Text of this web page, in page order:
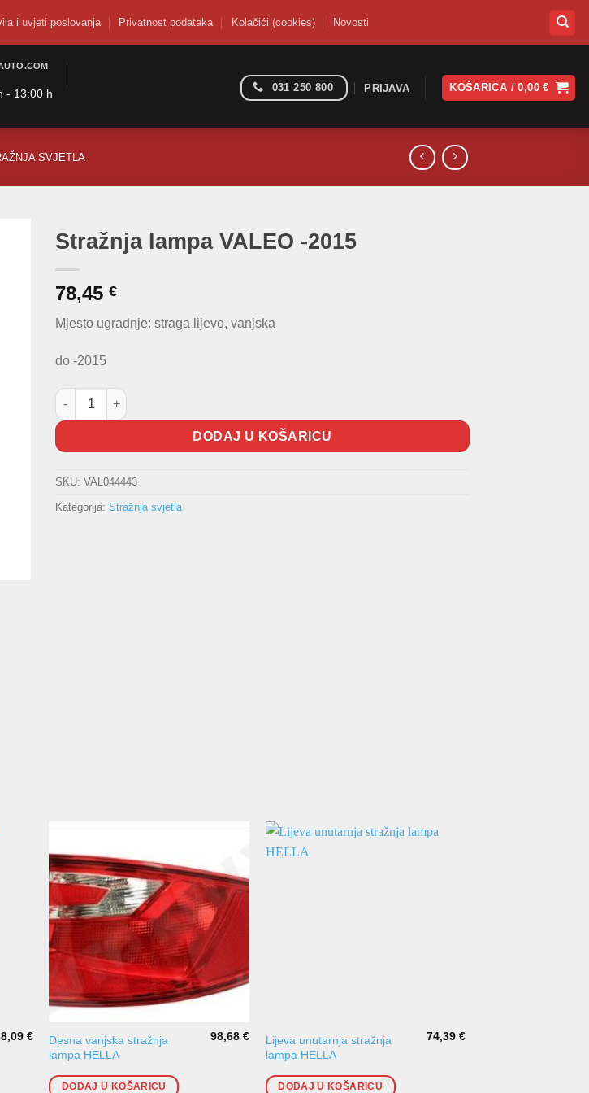
i uvjeti poslovanja Privatnost podataka Kolačići (cookies) Novosti
- 13:00 h
031 250 800 PRIJAVA KOŠARICA /0,00€
SVJETLA
Stražnja lampa VALEO -2015
78,45 €
Mjesto ugradnje: straga lijevo, vanjska
do -2015
Stražnja lampa VALEO -2015 količina
DODAJ U KOŠARICU
SKU: VAL044443
Kategorija: Stražnja svjetla
€
Desna vanjska stražnja
lampa HELLA
98,68 €
DODAJ U KOŠARICU
Lijeva unutarnja stražnja
lampa HELLA
74,39€
DODAJ U KOŠARICU